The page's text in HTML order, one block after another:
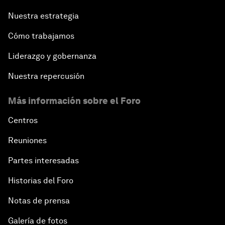
Nuestra estrategia
Cómo trabajamos
Liderazgo y gobernanza
Nuestra repercusión
Más información sobre el Foro
Centros
Reuniones
Partes interesadas
Historias del Foro
Notas de prensa
Galería de fotos